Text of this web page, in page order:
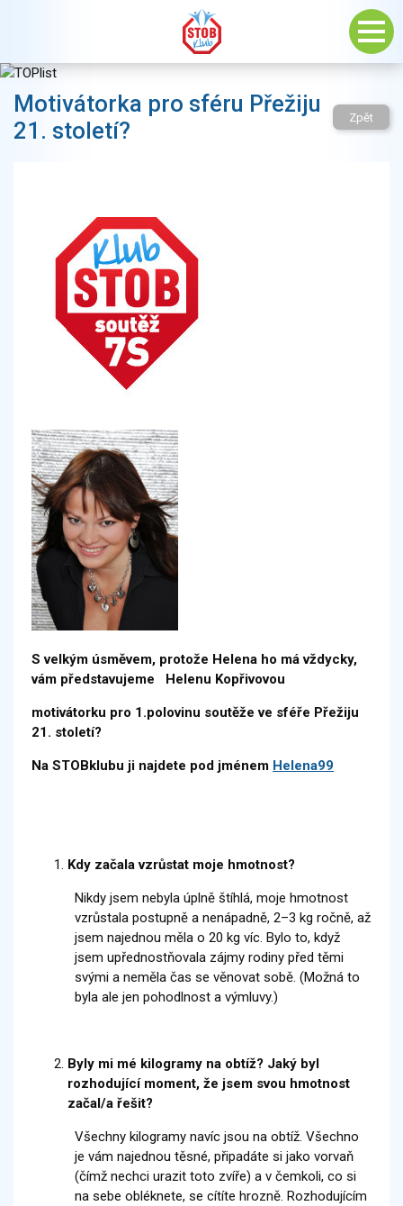
Motivátorka pro sféru Přežiju
21. století?
Zpět
S velkým úsměvem, protože Helena ho má vždycky,
vám představujeme Helenu Kopřivovou
motivátorku pro 1.polovinu soutěže ve sféře Přežiju
21. století?
Na STOBklubu ji najdete pod jménem Helena99
Kdy začala vzrůstat moje hmotnost?
Nikdy jsem nebyla úplně štíhlá, moje hmotnost
vzrůstala postupně a nenápadně, 2–3 kg ročně, až
jsem najednou měla o 20 kg víc. Bylo to, když
jsem upřednostňovala zájmy rodiny před těmi
svými a neměla čas se věnovat sobě. (Možná to
byla ale jen pohodlnost a výmluvy.)
Byly mi mé kilogramy na obtíž? Jaký byl
rozhodující moment, že jsem svou hmotnost
začal/a řešit?
Všechny kilogramy navíc jsou na obtíž. Všechno
je vám najednou těsné, připadáte si jako vorvaň
(čímž nechci urazit toto zvíře) a v čemkoli, co si
na sebe obléknete, se cítíte hrozně. Rozhodujícím